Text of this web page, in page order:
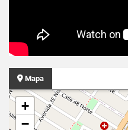
Mapa
+
−